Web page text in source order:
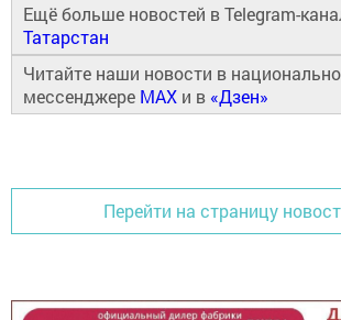
Ещё больше новостей в Telegram-
Татарстан
Читайте наши новости в
мессенджере MAX и в «Дзен»
Перейти на страницу